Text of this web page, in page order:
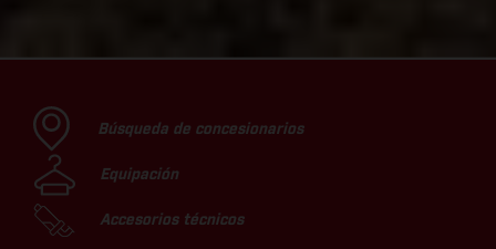
Búsqueda de concesionarios
Equipación
Accesorios técnicos